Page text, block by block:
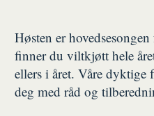
Høsten er
finner du viltkjøtt hele
ellers i året. Våre dyktige
deg med råd og